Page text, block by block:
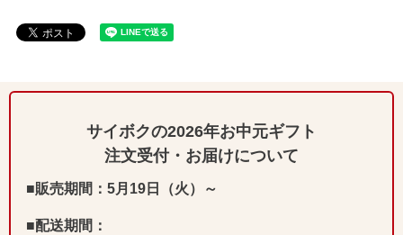
サイボクの2026年お中元ギフト
注文受付・お届けについて
■販売期間：5月19日（火）～
■配送期間：